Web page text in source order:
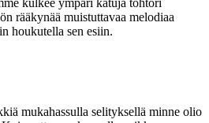
rääkynää muistuttavaa melodiaa
houkutella sen esiin.
mukahassulla selityksellä minne olio